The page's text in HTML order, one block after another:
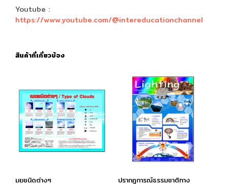
Youtube :
https://www.youtube.com/@intereducationchannel
สินค้าที่เกี่ยวข้อง
มฆชนิดต่างๆ
ปรากฎการณ์ธรรมชาติทาง